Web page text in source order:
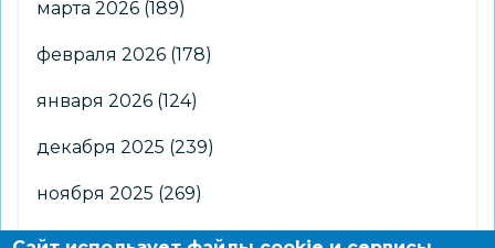
марта 2026 (189)
февраля 2026 (178)
января 2026 (124)
декабря 2025 (239)
ноября 2025 (269)
октября 2025(266)